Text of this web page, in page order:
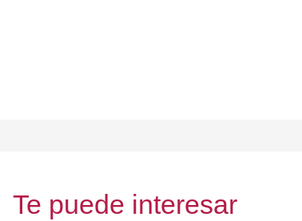
Te puede interesar